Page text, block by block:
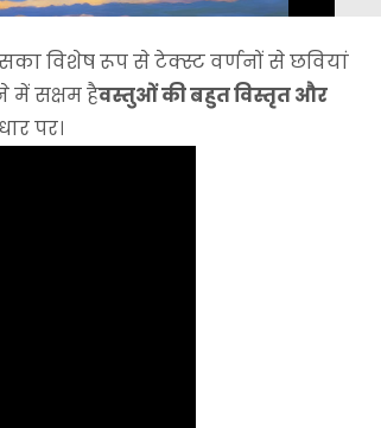
विशेष रूप से टेक्स्ट वर्णनों से छवियां
में सक्षम हैवस्तुओं की बहुत विस्तृत और
पर।